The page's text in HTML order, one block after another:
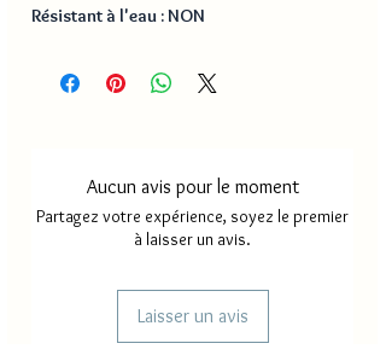
Résistant à l'eau : NON
Aucun avis pour le moment
Partagez votre expérience, soyez le premier
à laisser un avis.
Laisser un avis